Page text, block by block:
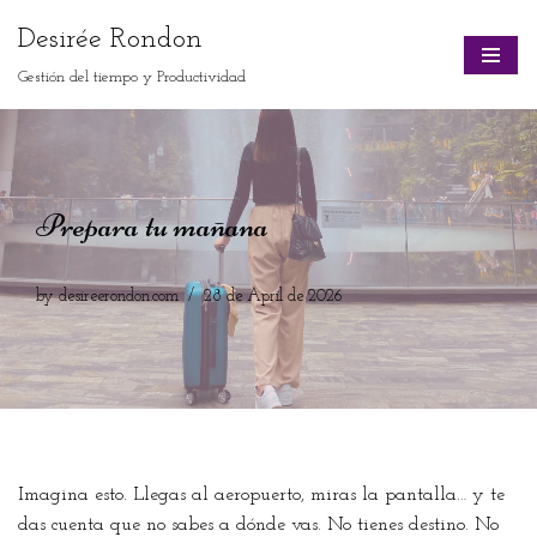
Desirée Rondon
Gestión del tiempo y Productividad
Prepara tu mañana
bydesireerondon.com 28 de April de 2026
Imagina esto. Llegas al aeropuerto, miras la pantalla… y te
das cuenta que no sabes a dónde vas. No tienes destino. No